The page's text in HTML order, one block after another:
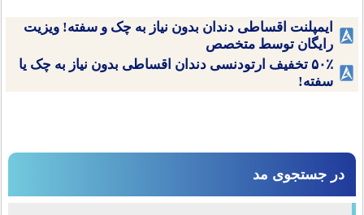
ایمپلنت اقساطی دندان بدون نیاز به چک و سفته! ویزیت
رایگان توسط متخصص
۵۰٪ تخفیف ارتودنسی دندان اقساطی بدون نیاز به چک یا
سفته!
در جستجوی مد